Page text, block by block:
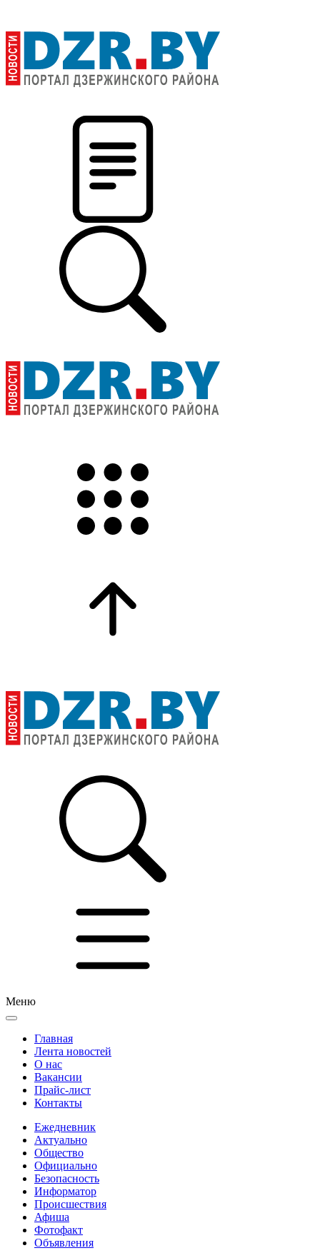
Меню
Главная
Лента новостей
О нас
Вакансии
Прайс-лист
Контакты
Ежедневник
Актуально
Общество
Официально
Безопасность
Информатор
Происшествия
Афиша
Фотофакт
Объявления